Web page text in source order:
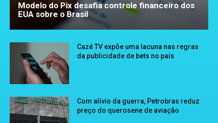
Modelo do Pix desafia controle financeiro dos
EUA sobre o Brasil
Cazé TV expõe uma lacuna nas regras
da publicidade de bets no país
Com alívio da guerra, Petrobras reduz
preço do querosene de aviação